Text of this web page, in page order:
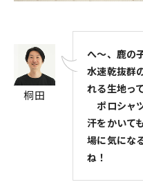
桐田
へ～、鹿の
水速乾抜群
れる生地っ
ポロシャ
汗をかいて
場に気にな
ね！